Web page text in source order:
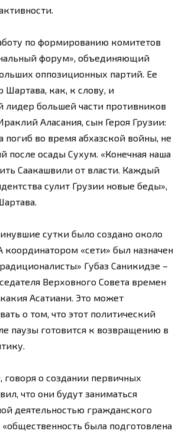
по формированию комитетов
форум», объединяющий
оппозиционных партий. Ее
Шартава, как, к слову, и
лидер большей части противников
Аласания, сын Героя Грузии:
во время абхазской войны, не
после осады Сухум. «Конечная наша
Саакашвили от власти. Каждый
сулит Грузии новые беды»,
сутки было создано около
координатором «сети» был назначен
Губаз Саникидзе –
Верховного Совета времен
Асатиани. Это может
о том, что этот политический
паузы готовится к возвращению в
говоря о создании первичных
что они будут заниматься
деятельностью гражданского
была подготовлена